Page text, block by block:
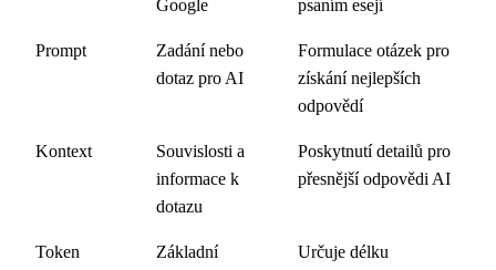
Google
psaním esejí
Prompt
Zadání nebo
dotaz pro AI
Formulace otázek pro
získání nejlepších
odpovědí
Kontext
Souvislosti a
informace k
dotazu
Poskytnutí detailů pro
přesnější odpovědi AI
Token
Základní
Určuje délku